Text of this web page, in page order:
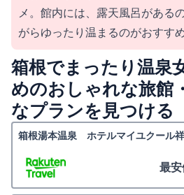
メ。館内には、露天風呂がある
がらゆったり温まるのがおすすめ
箱根でまったり温泉
めのおしゃれな旅館
なプランを見つける
箱根湯本温泉 ホテルマイユクール
最安